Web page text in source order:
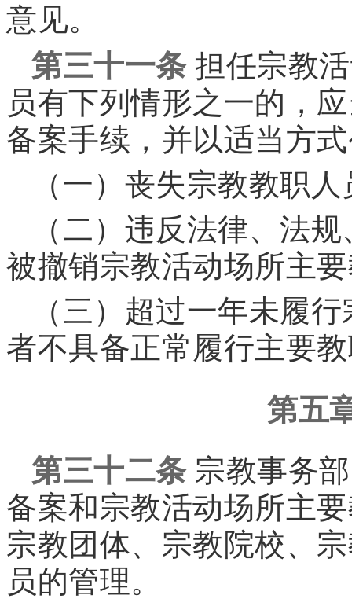
意见。
第三十一条担任宗教
员有下列情形之一的，
备案手续，并以适当方
（一）丧失宗教教职
（二）违反法律、法
被撤销宗教活动场所主
（三）超过一年未履
者不具备正常履行主要
第五
第三十二条宗教事务
备案和宗教活动场所主
宗教团体、宗教院校、
员的管理。